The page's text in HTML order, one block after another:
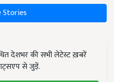
Stories
देशभर की सभी लेटेस्ट ख़बरें
से जुड़ें.